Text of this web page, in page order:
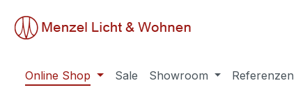
Online Shop Sale Showroom Referenzen